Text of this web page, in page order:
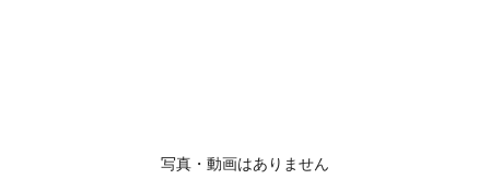
写真・動画はありません